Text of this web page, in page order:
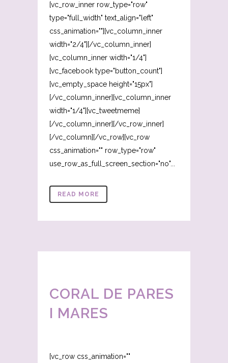
[vc_row_inner row_type="row"
type="full_width" text_align="left"
css_animation=""][vc_column_inner
width="2/4"][/vc_column_inner]
[vc_column_inner width="1/4"]
[vc_facebook type="button_count"]
[vc_empty_space height="15px"]
[/vc_column_inner][vc_column_inner
width="1/4"][vc_tweetmeme]
[/vc_column_inner][/vc_row_inner]
[/vc_column][/vc_row][vc_row
css_animation="" row_type="row"
use_row_as_full_screen_section="no"...
READ MORE
CORAL DE PARES
I MARES
[vc_row css_animation=""